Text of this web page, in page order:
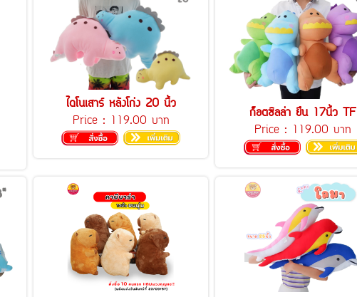
ไดโนเสาร์ หลังโก่ง 20 นิ้ว
Price : 119.00 บาท
ก็อตซิลล่า ยืน 17นิ้ว TF
Price : 119.00 บาท